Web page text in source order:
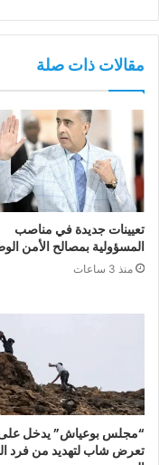
مقالات ذات صلة
تعيينات جديدة في مناصب
المسؤولية بمصالح الأمن
منذ 3 ساعات
“مجلس بوعياش” يدخل
تعرض شاب لتهديد من فرد